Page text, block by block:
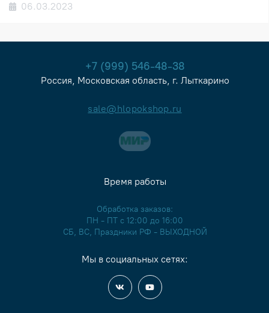
06.03.2023
+7 (999) 546-48-38
Россия, Московская область, г. Лыткарино
sale@hlopokshop.ru
Время работы
Обработка заказов:
ПН - ПТ с 12:00 до 16:00
СБ, ВС, Праздники РФ - ВЫХОДНОЙ
Мы в социальных сетях: